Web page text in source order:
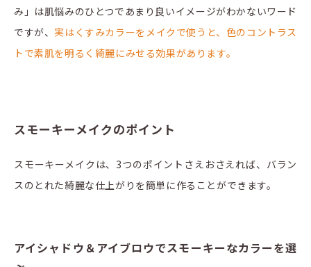
み」は肌悩みのひとつであまり良いイメージがわかないワード
ですが、実はくすみカラーをメイクで使うと、色のコントラス
トで素肌を明るく綺麗にみせる効果があります。
スモーキーメイクのポイント
スモーキーメイクは、3つのポイントさえおさえれば、バラン
スのとれた綺麗な仕上がりを簡単に作ることができます。
アイシャドウ＆アイブロウでスモーキーなカラーを選